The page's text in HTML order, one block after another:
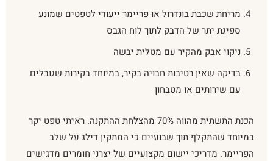
מריחת שכבת בונדרול או פריימר ייעודי לטפטים שמונע
ספיגת יתר של הדבק לתוך לוח הגבס
ניקוי אבק מהקיר עם מטלית יבשה
בדיקה שאין רטיבות חבויה בקיר, במיוחד בקירות שגובלים
עם שירותים או מטבחון
הכנת התשתית מהווה 70% מהצלחת ההתקנה. ראיתי טפט יקר
במיוחד שהתקלף תוך שבועיים כי המתקין דילג על שלב
הפריימר. מדריכי יישום מקצועיים של יצרני חומרים מדגישים